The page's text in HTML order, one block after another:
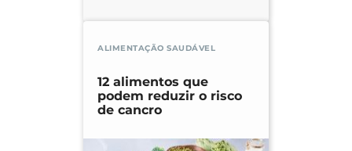
ALIMENTAÇÃO SAUDÁVEL
12 alimentos que
podem reduzir o risco
de cancro